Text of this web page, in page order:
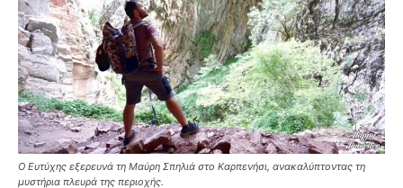
Ο Ευτύχης εξερευνά τη Μαύρη Σπηλιά στο Καρπενήσι, ανακαλύπτοντας τη
μυστήρια πλευρά της περιοχής.